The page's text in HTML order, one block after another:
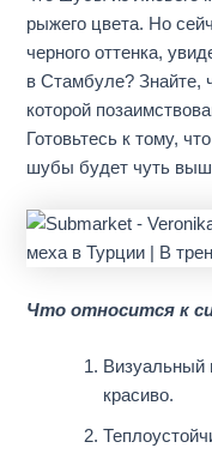
рыжего цвета. Но
черного оттенка,
в Стамбуле? Знайте,
которой
Готовьтесь к тому,
шубы будет чуть
Что относится к
Визуальный
красиво.